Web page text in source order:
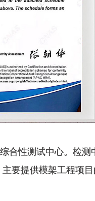
合性测试中心。检测
要提供模架工程项